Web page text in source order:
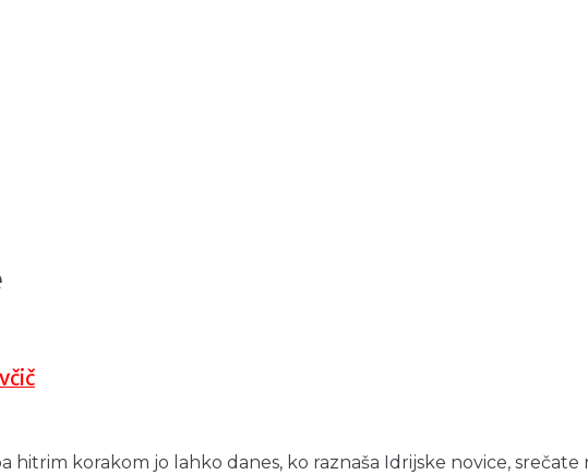
hitrim korakom jo lahko danes, ko raznaša Idrijske novice, srečate